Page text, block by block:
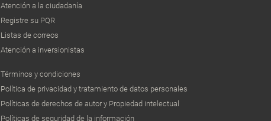
Atención a la ciudadanía
Registre su PQR
Listas de correos
Atención a inversionistas
Términos y condiciones
Política de privacidad y tratamiento de datos personales
Políticas de derechos de autor y Propiedad intelectual
Políticas de seguridad de la información